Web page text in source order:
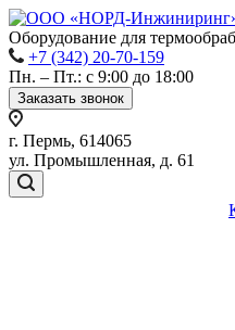
Оборудование для
+7 (342) 20-70-159
Пн. – Пт.: с 9:00 до 18:00
Заказать звонок
г. Пермь, 614065
ул. Промышленная, д. 61